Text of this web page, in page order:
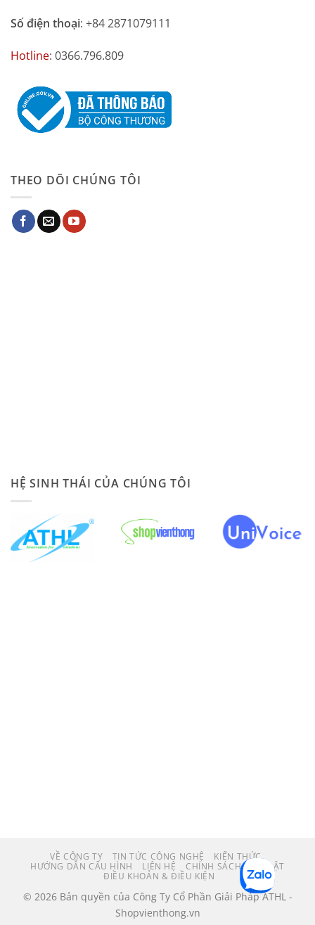
Số điện thoại: +84 2871079111
Hotline: 0366.796.809
THEO DÕI CHÚNG TÔI
HỆ SINH THÁI CỦA CHÚNG TÔI
VỀ CÔNG TY TIN TỨC CÔNG NGHỆ
KIẾN THỨC
HƯỚNG DẪN CẤU HÌNH
LIÊN HỆ
CHÍNH SÁCH BẢO MẬT
ĐIỀU KHOẢN & ĐIỀU KIỆN
© 2026 Bản quyền của Công Ty Cổ Phần Giải Pháp ATHL -
Shopvienthong.vn